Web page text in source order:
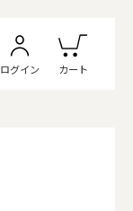
ログイン カート